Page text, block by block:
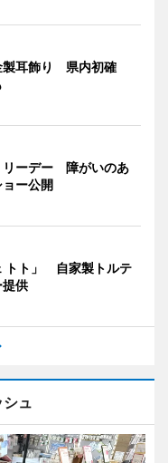
製耳飾り 県内初確
リーデー 障がいのあ
ー公開
トト」 自家製トルテ
提供
ュ